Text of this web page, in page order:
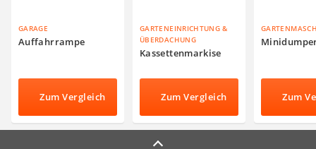
GARAGE
Auffahrrampe
Zum Vergleich
GARTENEINRICHTUNG &
ÜBERDACHUNG
Kassettenmarkise
Zum Vergleich Zum